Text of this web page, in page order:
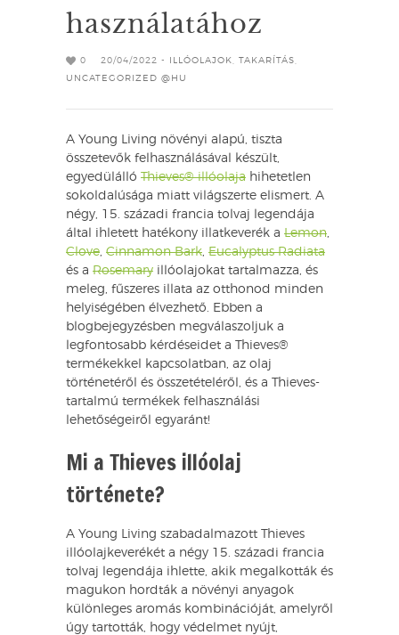
használatához
0 20/04/2022 - ILLÓOLAJOK TAKARÍTÁS
UNCATEGORIZED @HU
A Young Living növényi alapú, tiszta
összetevők felhasználásával készült,
egyedülálló Thieves® illóolaja hihetetlen
sokoldalúsága miatt világszerte elismert. A
négy, 15. századi francia tolvaj legendája
által ihletett hatékony illatkeverék a Lemon
Clove Cinnamon Bark Eucalyptus Radiata
és a Rosemary illóolajokat tartalmazza, és
meleg, fűszeres illata az otthonod minden
helyiségében élvezhető. Ebben a
blogbejegyzésben megválaszoljuk a
legfontosabb kérdéseidet a Thieves®
termékekkel kapcsolatban, az olaj
történetéről és összetételéről, és a Thieves-
tartalmú termékek felhasználási
lehetőségeiről egyaránt!
Mi a Thieves illóolaj
története?
A Young Living szabadalmazott Thieves
illóolajkeverékét a négy 15. századi francia
tolvaj legendája ihlette, akik megalkották és
magukon hordták a növényi anyagok
különleges aromás kombinációját, amelyről
úgy tartották, hogy védelmet nyújt,